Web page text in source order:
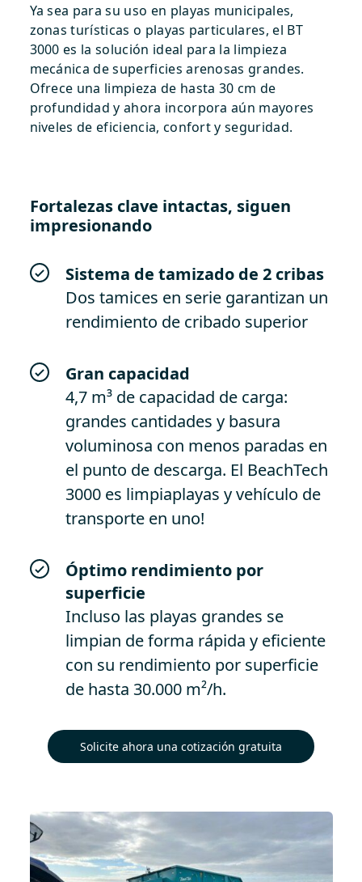
Ya sea para su uso en playas municipales,
zonas turísticas o playas particulares, el BT
3000 es la solución ideal para la limpieza
mecánica de superficies arenosas grandes.
Ofrece una limpieza de hasta 30 cm de
profundidad y ahora incorpora aún mayores
niveles de eficiencia, confort y seguridad.
Fortalezas clave intactas, siguen
impresionando
Sistema de tamizado de 2 cribas
Dos tamices en serie garantizan un
rendimiento de cribado superior
Gran capacidad
4,7 m³ de capacidad de carga:
grandes cantidades y basura
voluminosa con menos paradas en
el punto de descarga. El BeachTech
3000 es limpiaplayas y vehículo de
transporte en uno!
Óptimo rendimiento por
superficie
Incluso las playas grandes se
limpian de forma rápida y eficiente
con su rendimiento por superficie
de hasta 30.000 m²/h.
Solicite ahora una cotización gratuita